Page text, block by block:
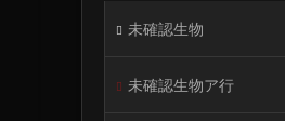
未確認生物
未確認生物ア行